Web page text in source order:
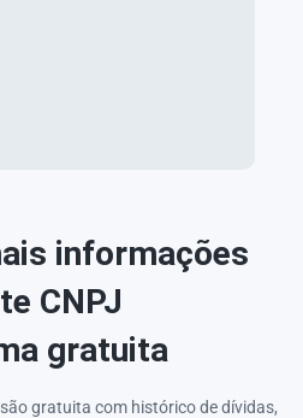
informações
CNPJ
gratuita
gratuita com histórico de dívidas,